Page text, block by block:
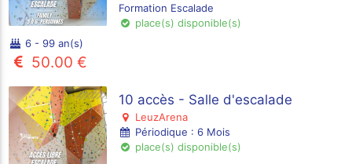
Formation Escalade
place(s) disponible(s)
6 - 99 an(s)
50.00 €
10 accès - Salle d'escalade
LeuzArena
Périodique : 6 Mois
place(s) disponible(s)